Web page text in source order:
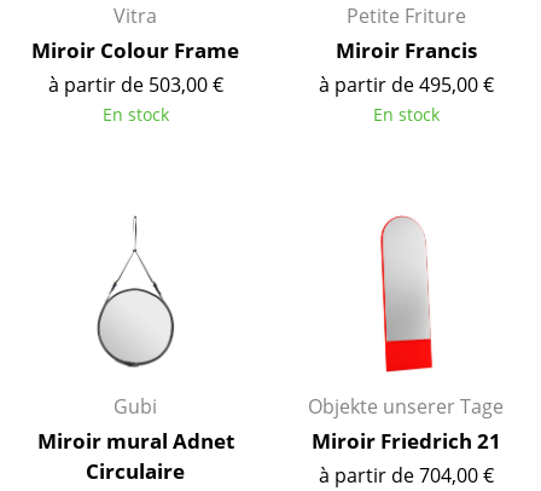
Rangements
Étagères & Armoires
Bibliothèques
Buffets & Commodes
Meubles TV
Caissons roulants et Meubles d’appoint
Meubles de bar
Garde-robes
Petits rangements
Vitra
Miroir Colour Frame
à partir de 503,00 €
En stock
Petite Friture
Miroir Francis
à partir de 495,00 €
En stock
Gubi
Miroir mural Adnet
Circulaire
Objekte unserer Tage
Miroir Friedrich 21
à partir de 704,00 €